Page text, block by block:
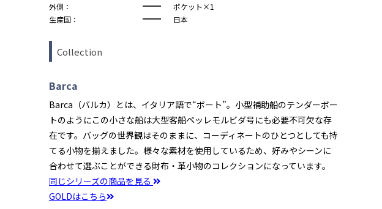
外側：
ポケット×1
生産国：
日本
Collection
Barca
Barca（バルカ）とは、イタリア語で“ボート”。小型補助船のテンダーボー
トのようにこの小さな船は大型客船ペッレモルビダ号にも必要不可欠な存
在です。バッグの世界観はそのままに、コーディネートのひとつとしても持
てる小物を揃えました。様々な素材を使用しているため、好みやシーンに
合わせて選ぶことができる財布・革小物のコレクションになっています。
同じシリーズの商品を見る
GOLDはこちら